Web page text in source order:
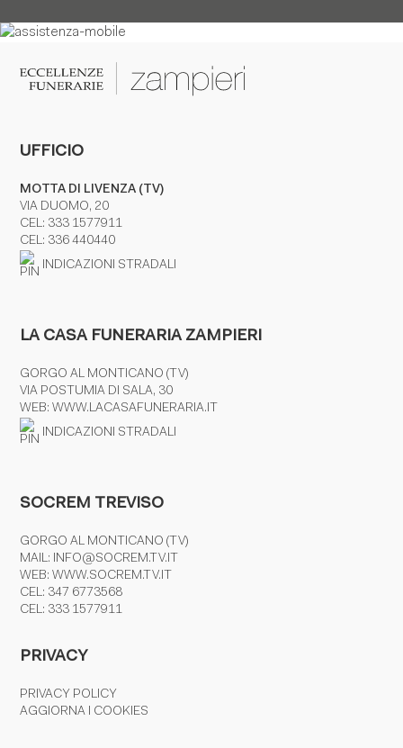
UFFICIO
MOTTA DI LIVENZA (TV)
VIA DUOMO, 20
CEL: 333 1577911
CEL: 336 440440
INDICAZIONI STRADALI
LA CASA FUNERARIA ZAMPIERI
GORGO AL MONTICANO (TV)
VIA POSTUMIA DI SALA, 30
WEB:WWW.LACASAFUNERARIA.IT
INDICAZIONI STRADALI
SOCREM TREVISO
GORGO AL MONTICANO (TV)
MAIL: INFO@SOCREM.TV.IT
WEB:WWW.SOCREM.TV.IT
CEL: 347 6773568
CEL: 333 1577911
PRIVACY
PRIVACY POLICY
AGGIORNA I COOKIES